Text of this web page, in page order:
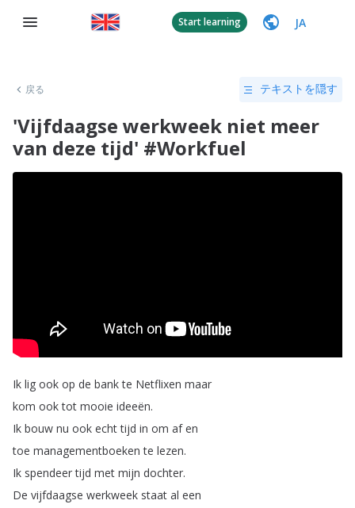
Start learning JA
戻る テキストを隠す
'Vijfdaagse werkweek niet meer
van deze tijd' #Workfuel
Ik lig ook op de bank te Netflixen maar
kom ook tot mooie ideeën.
Ik bouw nu ook echt tijd in om af en
toe managementboeken te lezen.
Ik spendeer tijd met mijn dochter.
De vijfdaagse werkweek staat al een